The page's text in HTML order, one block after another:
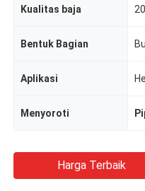
Kualitas baja
Bentuk Bagian
Aplikasi
Menyoroti
Harga Terbaik